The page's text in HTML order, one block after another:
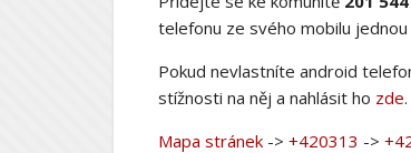
telefonu ze svého mobilu
Pokud nevlastníte android
stížnosti na něj a nahlásit ho zde.
Mapa stránek -> +420313 ->